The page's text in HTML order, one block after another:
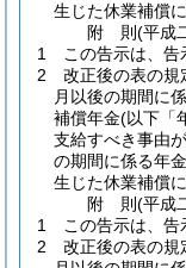
生じた休業補償
附 則(平成
1
この告示は、告
2
改正後の表の規
月以後の期間に
補償年金(以下「
支給すべき事由
の期間に係る年
生じた休業補償
附 則(平成
1
この告示は、告
2
改正後の表の規